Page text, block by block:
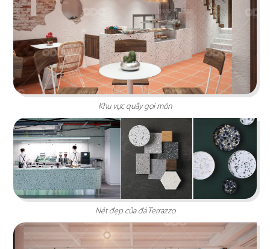
HIGHLANDS COFFEE
Highlands Sunwah do QDC Design & Build thi
công sở hữu không gian hai mặt tiền rộng rãi
cùng phong cách thiết kế hiện đại, sang trọng.
Chi tiết
Khu vực quầy gọi món
Nét đẹp của đá Terrazzo